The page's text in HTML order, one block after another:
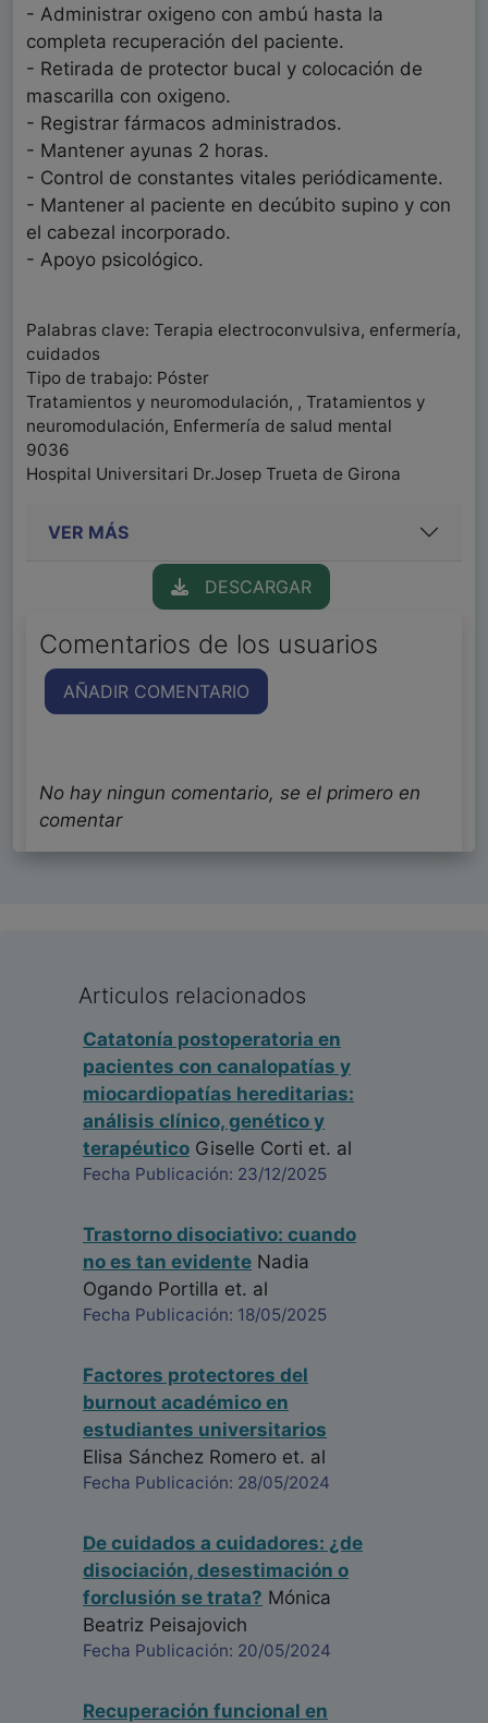
- Administrar oxigeno con ambú hasta la
completa recuperación del paciente.
- Retirada de protector bucal y colocación de
mascarilla con oxigeno.
- Registrar fármacos administrados.
- Mantener ayunas 2 horas.
- Control de constantes vitales periódicamente.
- Mantener al paciente en decúbito supino y con
el cabezal incorporado.
- Apoyo psicológico.
Palabras clave: Terapia electroconvulsiva, enfermería,
cuidados
Tipo de trabajo: Póster
Tratamientos y neuromodulación, , Tratamientos y
neuromodulación, Enfermería de salud mental
9036
Hospital Universitari Dr.Josep Trueta de Girona
VER MÁS
DESCARGAR
Comentarios de los usuarios
AÑADIR COMENTARIO
No hay ningun comentario, se el primero en
comentar
Articulos relacionados
Catatonía postoperatoria en
pacientes con canalopatías y
miocardiopatías hereditarias:
análisis clínico, genético y
terapéutico Giselle Corti et. al
Fecha Publicación: 23/12/2025
Trastorno disociativo: cuando
no es tan evidente Nadia
Ogando Portilla et. al
Fecha Publicación: 18/05/2025
Factores protectores del
burnout académico en
estudiantes universitarios
Elisa Sánchez Romero et. al
Fecha Publicación: 28/05/2024
De cuidados a cuidadores: ¿de
disociación, desestimación o
forclusión se trata? Mónica
Beatriz Peisajovich
Fecha Publicación: 20/05/2024
Recuperación funcional en